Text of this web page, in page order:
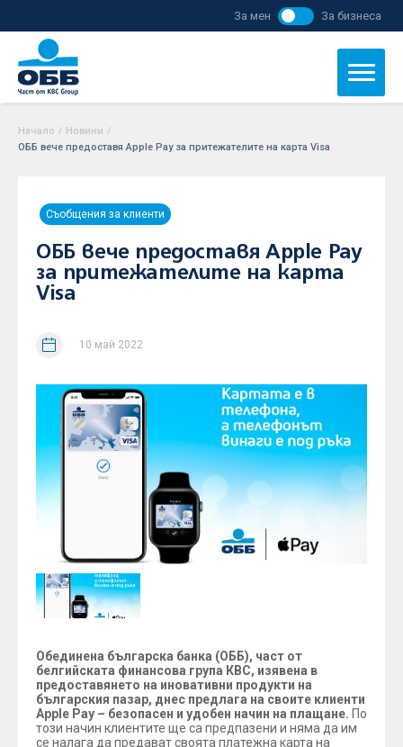
За мен За бизнеса
Начало / Новини /
ОББ вече предоставя Apple Pay за притежателите на картa Visa
Съобщения за клиенти
ОББ вече предоставя Apple Pay
за притежателите на картa
Visa
10 май 2022
Обединена българска банка (ОББ), част от
белгийската финансова група КВС, изявена в
предоставянето на иновативни продукти на
българския пазар, днес предлага на своите клиенти
Apple Pay – безопасен и удобен начин на плащане. По
този начин клиентите ще са предпазени и няма да им
се налага да предават своята платежна карта на